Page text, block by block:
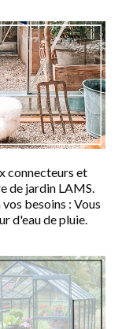
connecteurs et
de jardin LAMS.
besoins : Vous
d'eau de pluie.